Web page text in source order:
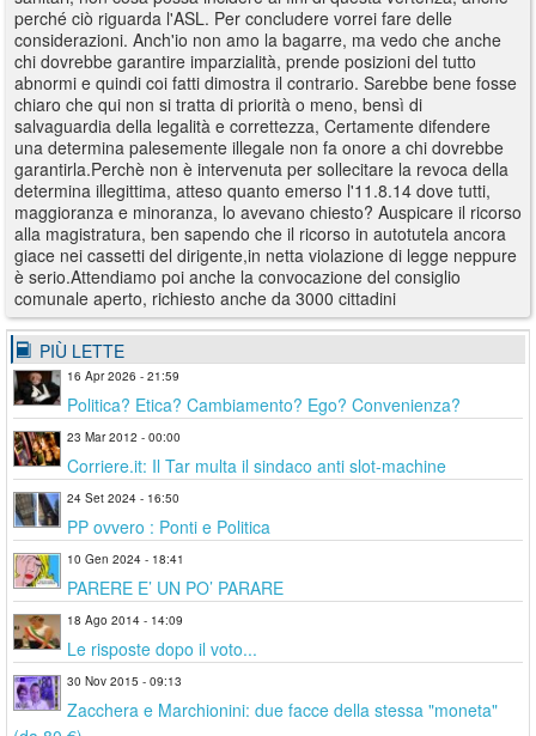
perché ciò riguarda l'ASL. Per concludere vorrei fare delle
considerazioni. Anch'io non amo la bagarre, ma vedo che anche
chi dovrebbe garantire imparzialità, prende posizioni del tutto
abnormi e quindi coi fatti dimostra il contrario. Sarebbe bene fosse
chiaro che qui non si tratta di priorità o meno, bensì di
salvaguardia della legalità e correttezza, Certamente difendere
una determina palesemente illegale non fa onore a chi dovrebbe
garantirla.Perchè non è intervenuta per sollecitare la revoca della
determina illegittima, atteso quanto emerso l'11.8.14 dove tutti,
maggioranza e minoranza, lo avevano chiesto? Auspicare il ricorso
alla magistratura, ben sapendo che il ricorso in autotutela ancora
giace nei cassetti del dirigente,in netta violazione di legge neppure
è serio.Attendiamo poi anche la convocazione del consiglio
comunale aperto, richiesto anche da 3000 cittadini
PIÙ LETTE
16 Apr 2026 - 21:59
Politica? Etica? Cambiamento? Ego? Convenienza?
23 Mar 2012 - 00:00
Corriere.it: Il Tar multa il sindaco anti slot-machine
24 Set 2024 - 16:50
PP ovvero : Ponti e Politica
10 Gen 2024 - 18:41
PARERE E’ UN PO’ PARARE
18 Ago 2014 - 14:09
Le risposte dopo il voto...
30 Nov 2015 - 09:13
Zacchera e Marchionini: due facce della stessa "moneta"